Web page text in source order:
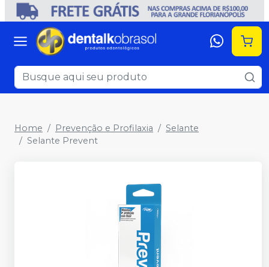
Home Prevenção e Profilaxia
Selante
Selante Prevent